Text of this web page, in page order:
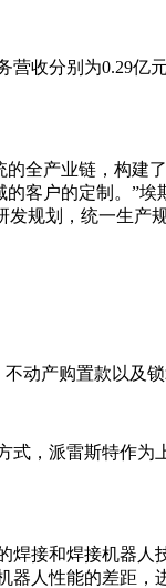
收分别为0.29亿
全产业链，构建
客户的定制。”
规划，统一生产
动产购置款以及
，派雷斯特作
接和焊接机器
人性能的差距